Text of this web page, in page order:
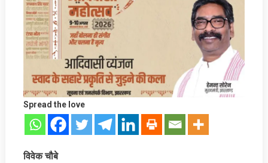
Spread the love
विवेक चौबे